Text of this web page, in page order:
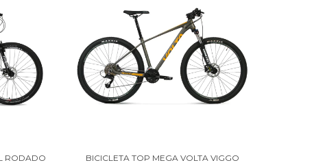
RODADO
BICICLETA TOP MEGA VOLTA VIGGO